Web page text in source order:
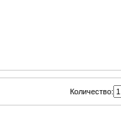
Количество: